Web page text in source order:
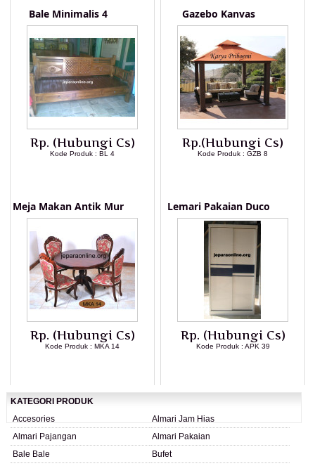
Bale Minimalis 4
Rp. (Hubungi Cs)
Kode Produk : BL 4
Gazebo Kanvas
Rp.(Hubungi Cs)
Kode Produk : GZB 8
Meja Makan Antik Mur
Rp. (Hubungi Cs)
Kode Produk : MKA 14
Lemari Pakaian Duco
Rp. (Hubungi Cs)
Kode Produk : APK 39
KATEGORI PRODUK
Accesories
Almari Jam Hias
Almari Pajangan
Almari Pakaian
Bale Bale
Bufet